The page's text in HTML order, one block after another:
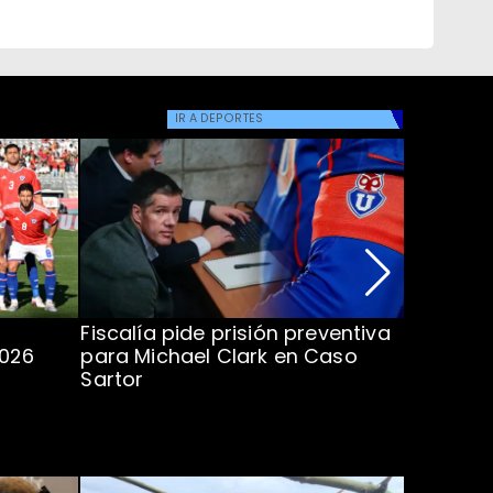
IR A DEPORTES
Fiscalía pide prisión preventiva
para Michael Clark en Caso
Sartor